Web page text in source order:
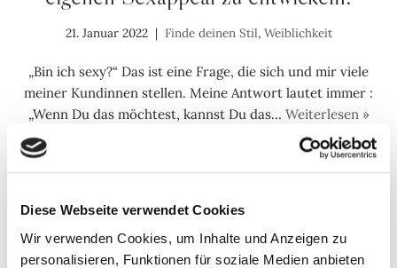
Diese Webseite verwendet Cookies
Wir verwenden Cookies, um Inhalte und Anzeigen zu
personalisieren, Funktionen für soziale Medien anbieten
21. Januar 2022 Finde deinen Stil, Weiblichkeit
„Bin ich sexy?“ Das ist eine Frage, die sich und mir viele
meiner Kundinnen stellen. Meine Antwort lautet immer :
„Wenn Du das möchtest, kannst Du das… Weiterlesen »